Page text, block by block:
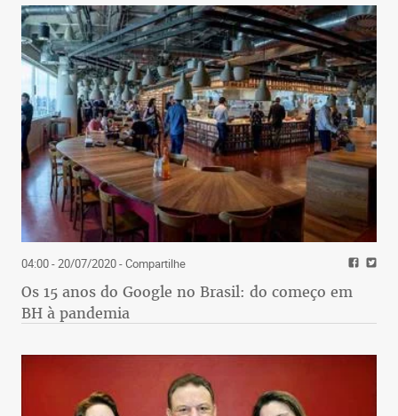
04:00 - 20/07/2020- Compartilhe
Os 15 anos do Google no Brasil: do começo em
BH à pandemia